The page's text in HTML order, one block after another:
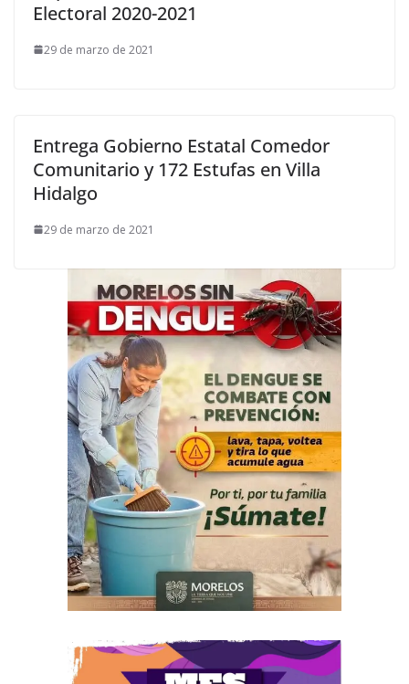
Electoral 2020-2021
29 de marzo de 2021
Entrega Gobierno Estatal Comedor
Comunitario y 172 Estufas en Villa
Hidalgo
29 de marzo de 2021